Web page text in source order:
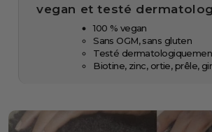
vegan et testé
100 % vegan
Sans OGM, sans gluten
Testé
Biotine, zinc, ortie, prêle,